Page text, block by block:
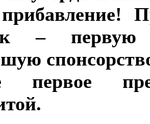
прибавление!
– первую
первое